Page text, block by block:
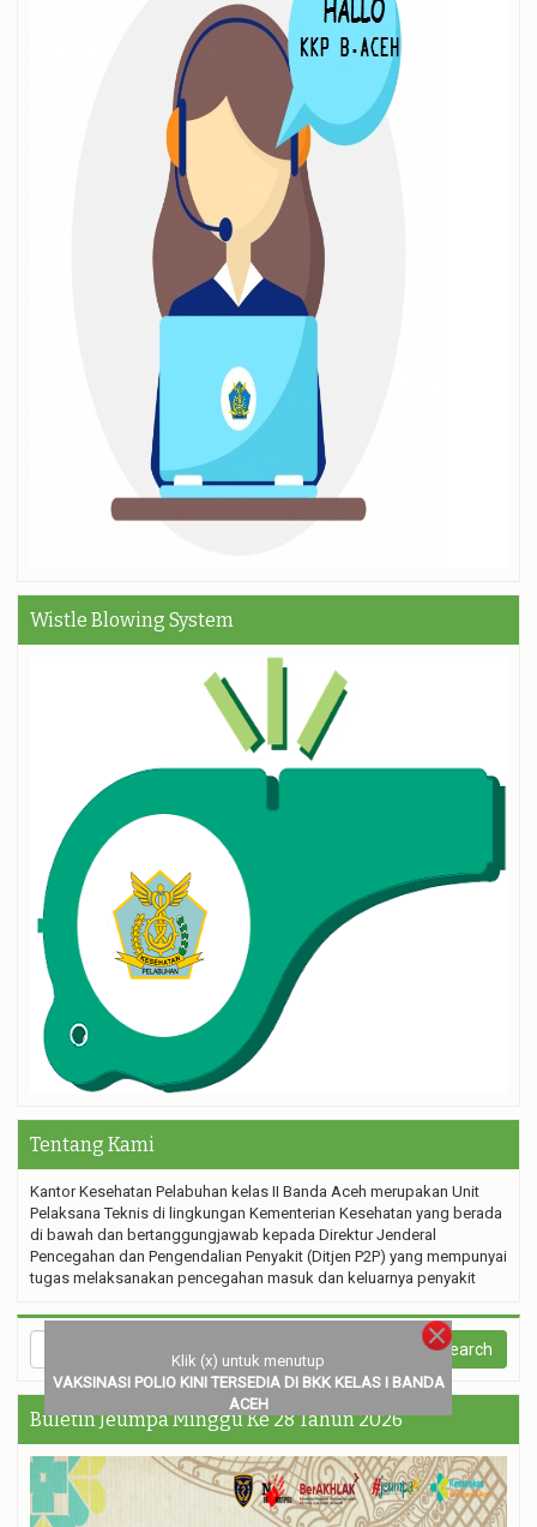
Wistle Blowing System
Tentang Kami
Kantor Kesehatan Pelabuhan kelas II Banda Aceh merupakan Unit
Pelaksana Teknis di lingkungan Kementerian Kesehatan yang berada
di bawah dan bertanggungjawab kepada Direktur Jenderal
Pencegahan dan Pengendalian Penyakit (Ditjen P2P) yang mempunyai
tugas melaksanakan pencegahan masuk dan keluarnya penyakit
Buletin Jeumpa Minggu Ke 28 Tahun 2026
Klik (x) untuk menutup
VAKSINASI POLIO KINI TERSEDIA DI BKK KELAS I BANDA
ACEH